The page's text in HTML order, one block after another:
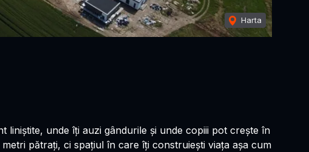
Harta
liniștite, unde îți auzi gândurile și unde copiii pot crește în
pătrați, ci spațiul în care îți construiești viața așa cum